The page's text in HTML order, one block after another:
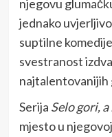
njegovu
jednako
suptilne
svestranost
najtalentovanijih
Serija Selo gori,
mjesto u